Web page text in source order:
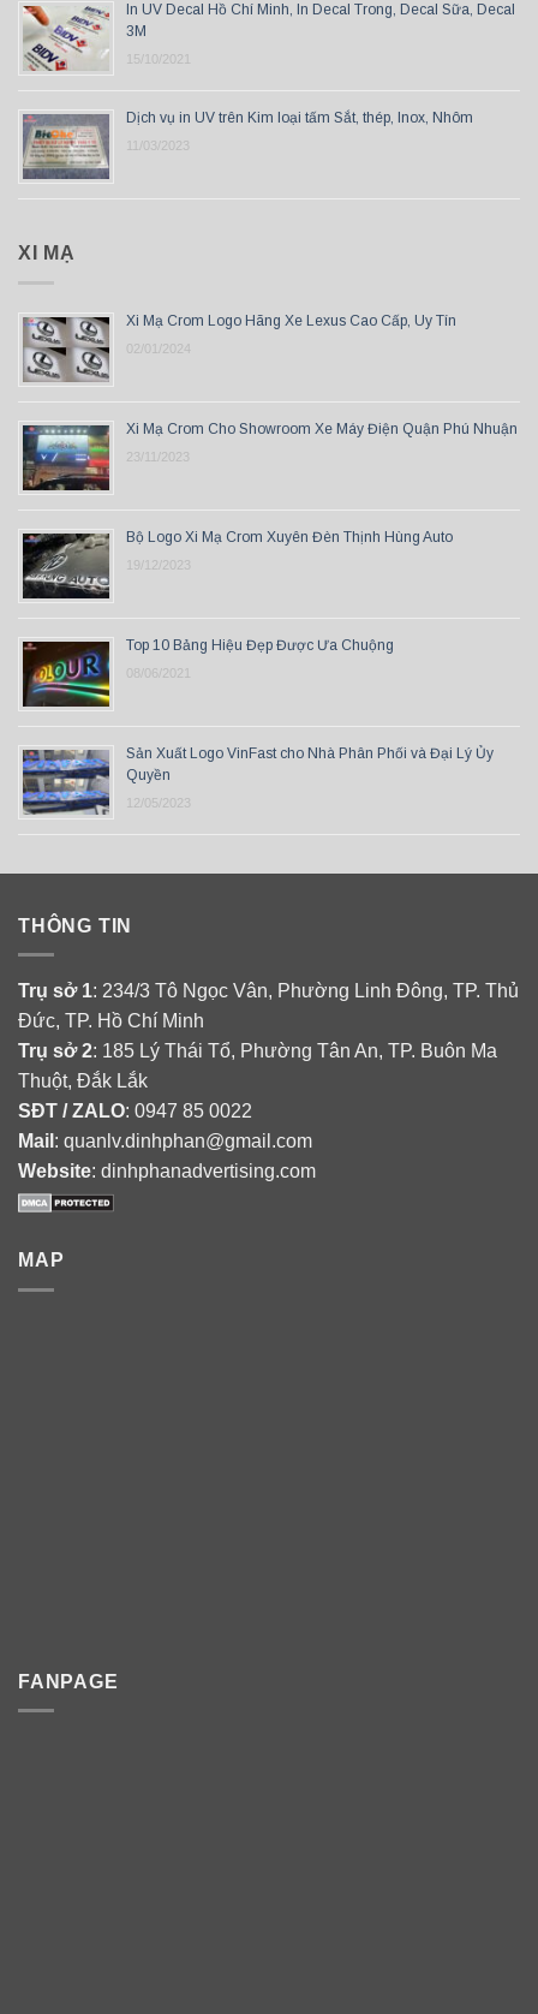
In UV Decal Hồ Chí Minh, In Decal Trong, Decal Sữa, Decal
3M
15/10/2021
Dịch vụ in UV trên Kim loại tấm Sắt, thép, Inox, Nhôm
11/03/2023
XI MẠ
Xi Mạ Crom Logo Hãng Xe Lexus Cao Cấp, Uy Tín
02/01/2024
Xi Mạ Crom Cho Showroom Xe Máy Điện Quận Phú Nhuận
23/11/2023
Bộ Logo Xi Mạ Crom Xuyên Đèn Thịnh Hùng Auto
19/12/2023
Top 10 Bảng Hiệu Đẹp Được Ưa Chuộng
08/06/2021
Sản Xuất Logo VinFast cho Nhà Phân Phối và Đại Lý Ủy
Quyền
12/05/2023
THÔNG TIN
Trụ sở 1: 234/3 Tô Ngọc Vân, Phường Linh Đông, TP. Thủ
Đức, TP. Hồ Chí Minh
Trụ sở 2: 185 Lý Thái Tổ, Phường Tân An, TP. Buôn Ma
Thuột, Đắk Lắk
SĐT / ZALO: 0947 85 0022
Mail : quanlv.dinhphan@gmail.com
Website: dinhphanadvertising.com
MAP
FANPAGE